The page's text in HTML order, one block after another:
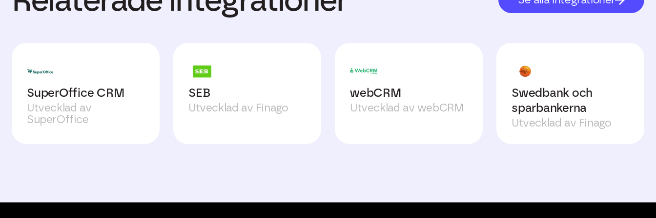
SuperOffice CRM
Utvecklad av
SuperOffice
SEB
Utvecklad av Finago
webCRM
Utvecklad av webCRM
Swedbank och
sparbankerna
Utvecklad av Finago